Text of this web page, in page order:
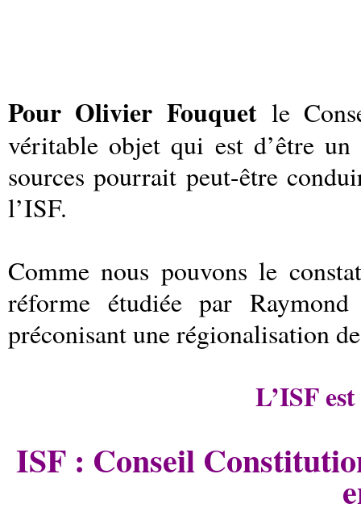
Pour Olivier Fouquet le
véritable objet qui est d’être
sources pourrait peut-être
l’ISF.
Comme nous pouvons le
réforme étudiée par
préconisant une régionalisation
L’ISF
ISF : Conseil